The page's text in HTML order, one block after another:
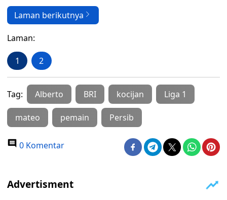
Laman berikutnya
Laman:
1 2
Tag: Alberto BRI kocijan Liga 1
mateo pemain Persib
0 Komentar